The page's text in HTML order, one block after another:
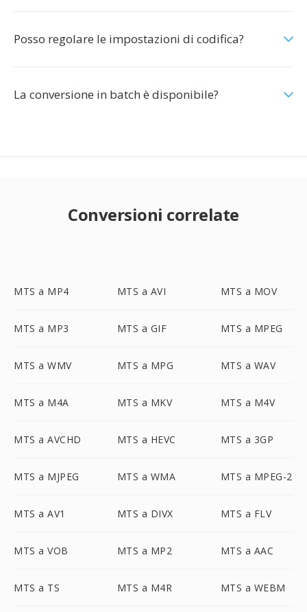
Posso regolare le impostazioni di codifica?
La conversione in batch è disponibile?
Conversioni correlate
MTS a MP4 MTS a AVI MTS a MOV
MTS a MP3 MTS a GIF MTS a MPEG
MTS a WMV MTS a MPG MTS a WAV
MTS a M4A MTS a MKV MTS a M4V
MTS a AVCHD MTS a HEVC MTS a 3GP
MTS a MJPEG MTS a WMA MTS a MPEG-2
MTS a AV1 MTS a DIVX MTS a FLV
MTS a VOB MTS a MP2 MTS a AAC
MTS a TS MTS a M4R MTS a WEBM